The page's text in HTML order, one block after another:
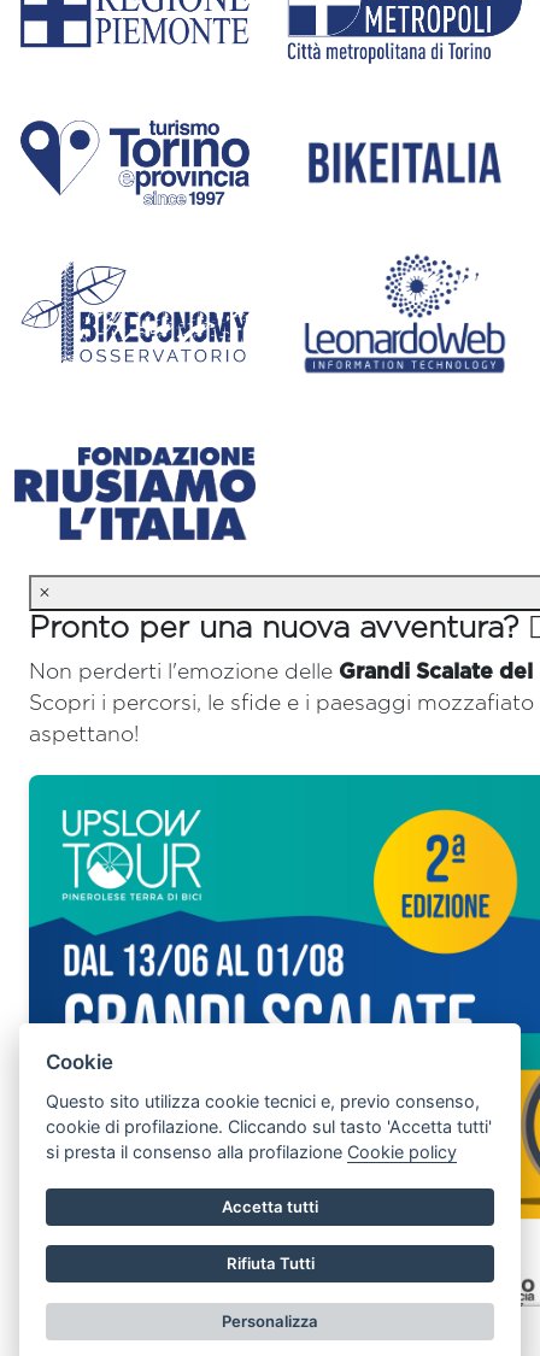
Cookie
Questo sito utilizza cookie tecnici e, previo consenso,
cookie di profilazione. Cliccando sul tasto 'Accetta tutti'
si presta il consenso alla profilazione Cookie policy
Accetta tutti
Rifiuta Tutti
Personalizza
×
Pronto per una nuova avventura?
Non perderti l'emozione delle Grandi Scalate
Scopri i percorsi, le sfide e i paesaggi mozzafiato
aspettano!